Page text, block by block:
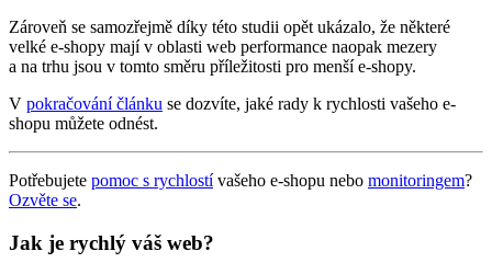
Zároveň se samozřejmě díky této studii opět ukázalo, že některé
velké e-shopy mají v oblasti web performance naopak mezery
a na trhu jsou v tomto směru příležitosti pro menší e-shopy.
V pokračování článku se dozvíte, jaké rady k rychlosti vašeho e-
shopu můžete odnést.
Potřebujete pomoc s rychlostívašeho e-shopu nebo monitoringem?
Ozvěte se.
Jak je rychlý váš web?